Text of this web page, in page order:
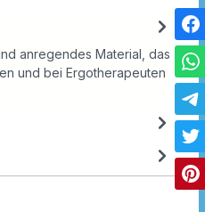
anregendes Material, das
und bei Ergotherapeuten